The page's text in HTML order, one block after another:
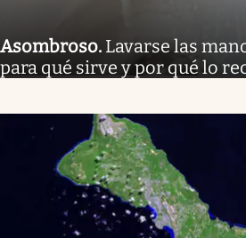
Asombroso. Lavarse las
para qué sirve y por qué lo